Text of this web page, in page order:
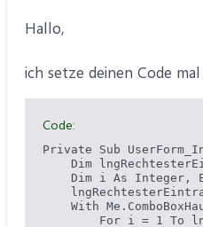
Hallo,
ich setze deinen Code
Code:
Private Sub
Dim
Dim i As Integer,
With
For i = 1 To